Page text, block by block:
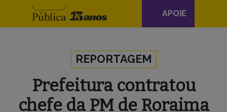
Navegação
principal
APOIE
REPORTAGEM
Prefeitura contratou
chefe da PM de Roraima